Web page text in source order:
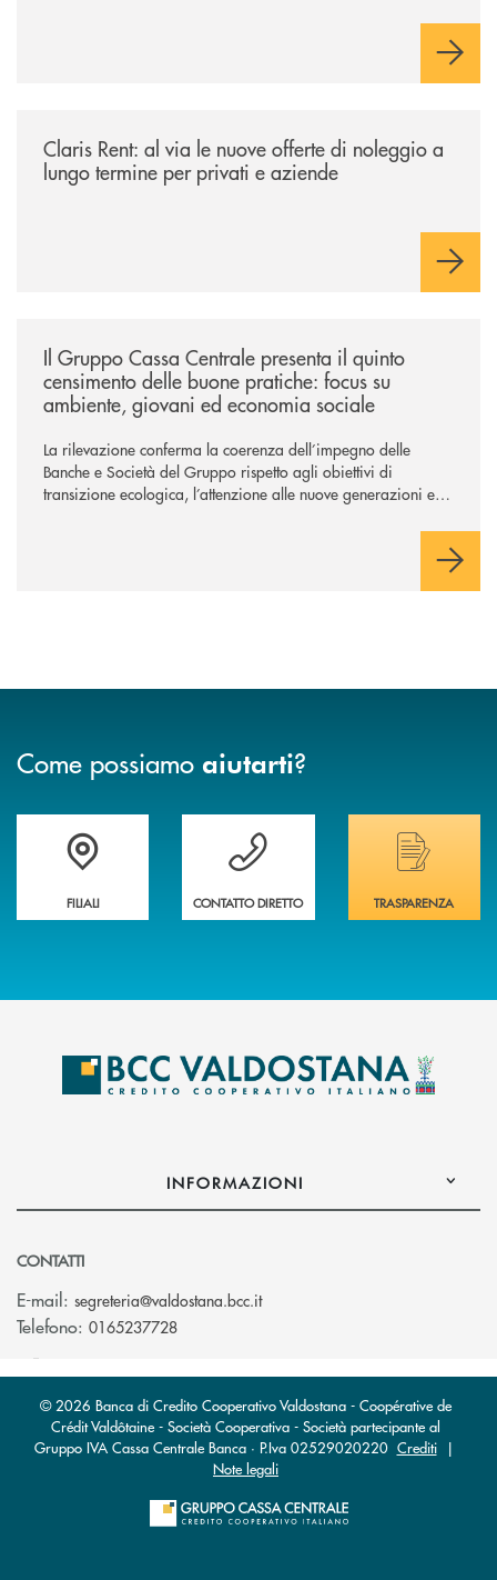
Claris Rent: al via le nuove offerte di noleggio a
lungo termine per privati e aziende
Il Gruppo Cassa Centrale presenta il quinto
censimento delle buone pratiche: focus su
ambiente, giovani ed economia sociale
La rilevazione conferma la coerenza dell’impegno delle
Banche e Società del Gruppo rispetto agli obiettivi di
transizione ecologica, l’attenzione alle nuove generazioni e
attori chiave delle comunità locali. Installate 246 colonnine di
Come possiamo aiutarti?
Trova la filiale più vicina a te
FILIALI
Hai bisogno di assistenza immediata ?
CONTATTO DIRETTO
Hai bisogno di
TRASPARENZA
INFORMAZIONI
CONTATTI
E-mail: segreteria@valdostana.bcc.it(si apre l’app di posta
Telefono: 0165237728
© 2026 Banca di Credito Cooperativo Valdostana - Coopérative de
Crédit Valdôtaine - Società Cooperativa - Società partecipante al
Gruppo IVA Cassa Centrale Banca · P.Iva 02529020220 Crediti|
Note legali